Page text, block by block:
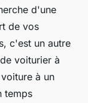
d'une
de vos
c'est un autre
voiturier à
à un
temps